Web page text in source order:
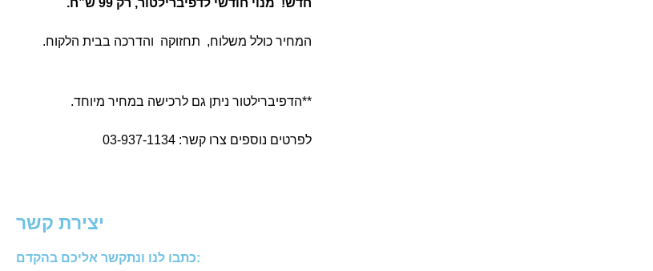
חדש! מנוי חודשי לדפיברילטור, רק 99 ש”ח.
המחיר כולל משלוח, תחזוקה והדרכה בבית הלקוח.
**הדפיברילטור ניתן גם לרכישה במחיר מיוחד.
לפרטים נוספים צרו קשר: 03-937-1134
יצירת קשר
כתבו לנו ונתקשר אליכם בהקדם: